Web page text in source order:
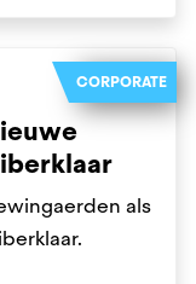
CORPORATE
als